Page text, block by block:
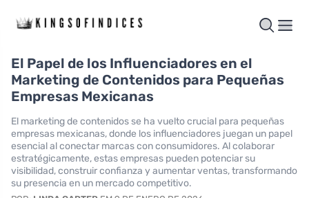
El Papel de los Influenciadores en el
Marketing de Contenidos para Pequeñas
Empresas Mexicanas
El marketing de contenidos se ha vuelto crucial para pequeñas
empresas mexicanas, donde los influenciadores juegan un papel
esencial al conectar marcas con consumidores. Al colaborar
estratégicamente, estas empresas pueden potenciar su
visibilidad, construir confianza y aumentar ventas, transformando
su presencia en un mercado competitivo.